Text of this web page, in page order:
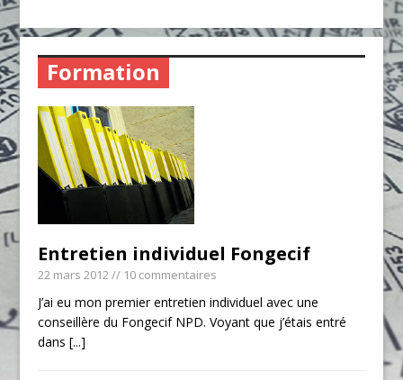
Formation
Entretien individuel Fongecif
22 mars 2012 // 10 commentaires
J’ai eu mon premier entretien individuel avec une
conseillère du Fongecif NPD. Voyant que j’étais entré
dans[...]